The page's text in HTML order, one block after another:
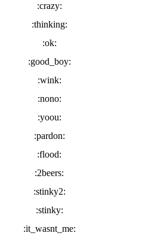
:crazy:
:thinking:
:ok:
:good_boy:
:wink:
:nono:
:yoou:
:pardon:
:flood:
:2beers:
:stinky2:
:stinky:
:it_wasnt_me: